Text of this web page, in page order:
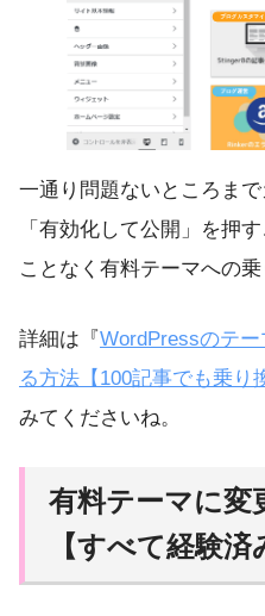
一通り問題ないところま
「有効化して公開」を押
ことなく有料テーマへの乗
詳細は『WordPressのテ
る方法【100記事でも乗り
みてくださいね。
有料テーマに変
【すべて経験済